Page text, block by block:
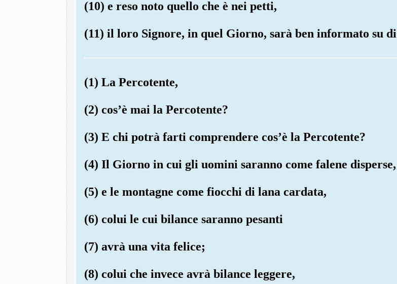
(10) e reso noto quello che è nei petti,
(11) il loro Signore, in quel Giorno, sarà ben informato su
(1) La Percotente,
(2) cos’è mai la Percotente?
(3) E chi potrà farti comprendere cos’è la Percotente?
(4) Il Giorno in cui gli uomini saranno come falene disperse,
(5) e le montagne come fiocchi di lana cardata,
(6) colui le cui bilance saranno pesanti
(7) avrà una vita felice;
(8) colui che invece avrà bilance leggere,